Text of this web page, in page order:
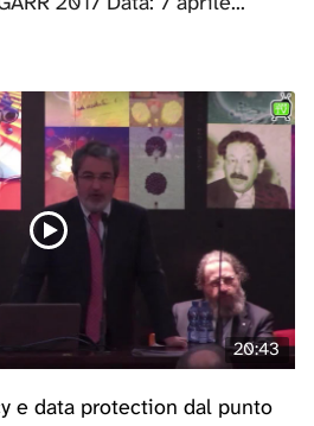
20:43
e data protection dal punto